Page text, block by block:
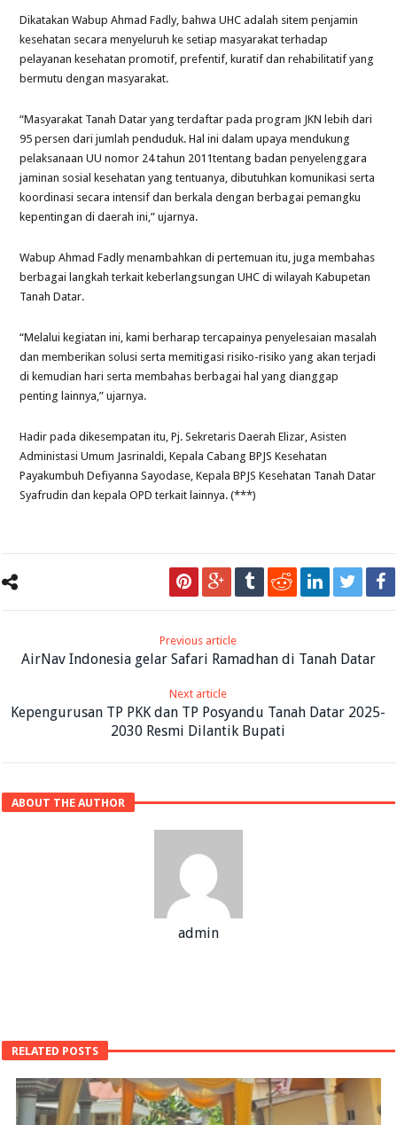
Dikatakan Wabup Ahmad Fadly, bahwa UHC adalah sitem penjamin
kesehatan secara menyeluruh ke setiap masyarakat terhadap
pelayanan kesehatan promotif, prefentif, kuratif dan rehabilitatif yang
bermutu dengan masyarakat.
“Masyarakat Tanah Datar yang terdaftar pada program JKN lebih dari
95 persen dari jumlah penduduk. Hal ini dalam upaya mendukung
pelaksanaan UU nomor 24 tahun 2011tentang badan penyelenggara
jaminan sosial kesehatan yang tentuanya, dibutuhkan komunikasi serta
koordinasi secara intensif dan berkala dengan berbagai pemangku
kepentingan di daerah ini,” ujarnya.
Wabup Ahmad Fadly menambahkan di pertemuan itu, juga membahas
berbagai langkah terkait keberlangsungan UHC di wilayah Kabupetan
Tanah Datar.
“Melalui kegiatan ini, kami berharap tercapainya penyelesaian masalah
dan memberikan solusi serta memitigasi risiko-risiko yang akan terjadi
di kemudian hari serta membahas berbagai hal yang dianggap
penting lainnya,” ujarnya.
Hadir pada dikesempatan itu, Pj. Sekretaris Daerah Elizar, Asisten
Administasi Umum Jasrinaldi, Kepala Cabang BPJS Kesehatan
Payakumbuh Defiyanna Sayodase, Kepala BPJS Kesehatan Tanah Datar
Syafrudin dan kepala OPD terkait lainnya. (***)
Previous article
AirNav Indonesia gelar Safari Ramadhan di Tanah Datar
Next article
Kepengurusan TP PKK dan TP Posyandu Tanah Datar 2025-
2030 Resmi Dilantik Bupati
ABOUT THE AUTHOR
admin
RELATED POSTS